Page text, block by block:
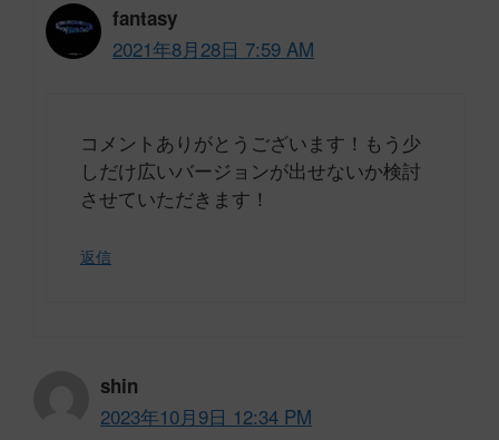
fantasy
2021年8月28日 7:59 AM
コメントありがとうございます！もう少
しだけ広いバージョンが出せないか検討
させていただきます！
返信
shin
2023年10月9日 12:34 PM